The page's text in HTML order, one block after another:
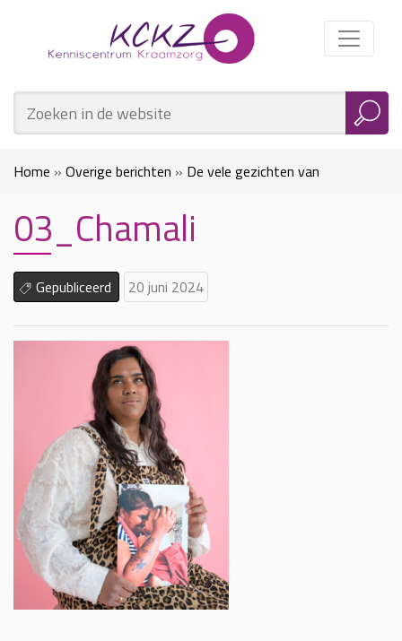
Home » Overige berichten » De vele gezichten van
postnatale depressie 03_Chamali
03_Chamali
Gepubliceerd 20 juni 2024